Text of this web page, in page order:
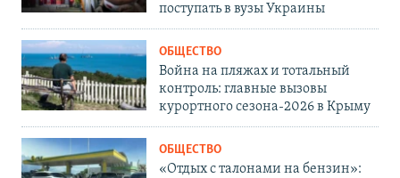
поступать в вузы Украины
ОБЩЕСТВО
Война на пляжах и тотальный
контроль: главные вызовы
курортного сезона-2026 в Крыму
ОБЩЕСТВО
«Отдых с талонами на бензин»: